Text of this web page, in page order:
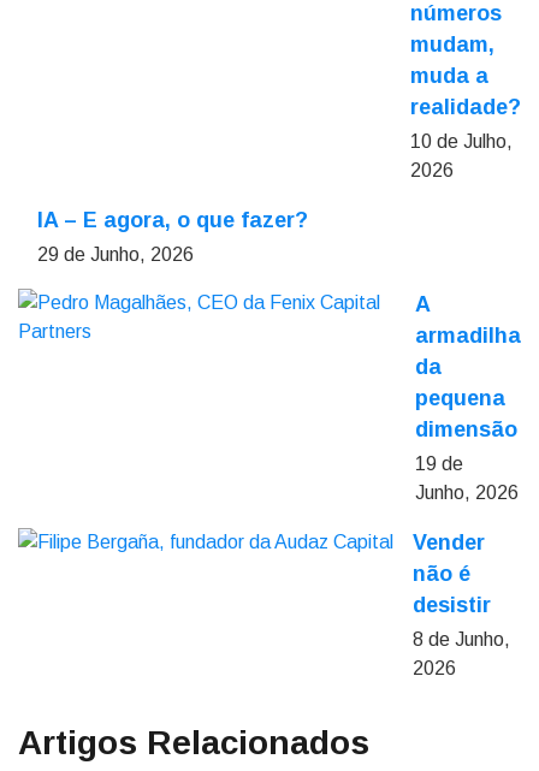
números
mudam,
muda a
realidade?
10 de Julho,
2026
IA – E agora, o que fazer?
29 de Junho, 2026
A
armadilha
da
pequena
dimensão
19 de
Junho, 2026
Vender
não é
desistir
8 de Junho,
2026
Artigos Relacionados